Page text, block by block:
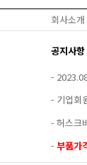
회사소개
공지사항
-
- 기업회
- 허스크
- 부품가